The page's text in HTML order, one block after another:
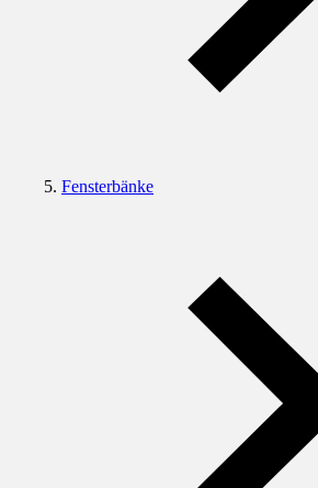
Fensterbänke